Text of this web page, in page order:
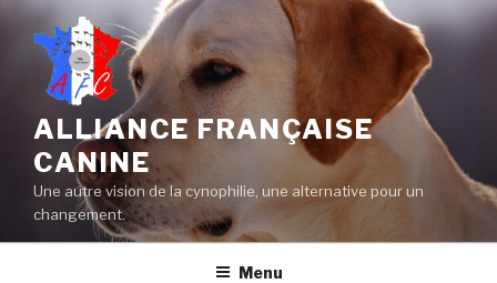
Aller
contenu
principal
ALLIANCE FRANÇAISE
CANINE
Une autre vision de la cynophilie, une alternative pour un
changement.
Menu